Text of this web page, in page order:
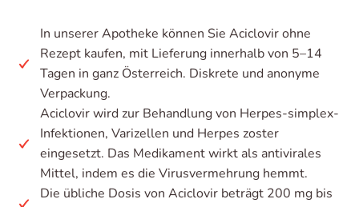
In unserer Apotheke können Sie Aciclovir ohne
Rezept kaufen, mit Lieferung innerhalb von 5–14
Tagen in ganz Österreich. Diskrete und anonyme
Verpackung.
Aciclovir wird zur Behandlung von Herpes-simplex-
Infektionen, Varizellen und Herpes zoster
eingesetzt. Das Medikament wirkt als antivirales
Mittel, indem es die Virusvermehrung hemmt.
Die übliche Dosis von Aciclovir beträgt 200 mg bis